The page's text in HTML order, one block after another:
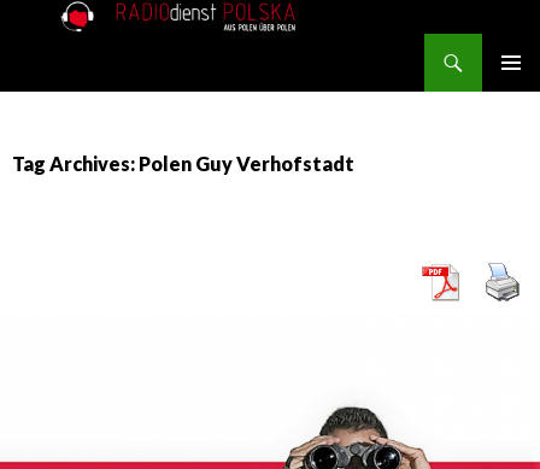
Tag Archives: Polen Guy Verhofstadt